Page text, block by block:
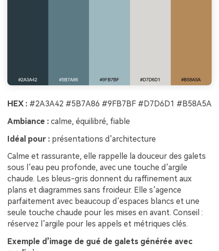
HEX : #2A3A42 #5B7A86 #9FB7BF #D7D6D1 #B58A5A
Ambiance : calme, équilibré, fiable
Idéal pour : présentations d’architecture
Calme et rassurante, elle rappelle la douceur des galets
sous l’eau peu profonde, avec une touche d’argile
chaude. Les bleus-gris donnent du raffinement aux
plans et diagrammes sans froideur. Elle s’agence
parfaitement avec beaucoup d’espaces blancs et une
seule touche chaude pour les mises en avant. Conseil :
réservez l’argile pour les appels et métriques clés.
Exemple d’image de gué de galets générée avec